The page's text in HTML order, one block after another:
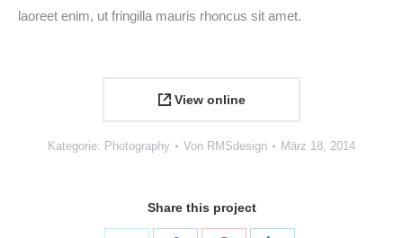
laoreet enim, ut fringilla mauris rhoncus sit amet.
View online
Kategorie: Photography Von RMSdesign März 18, 2014
Share this project